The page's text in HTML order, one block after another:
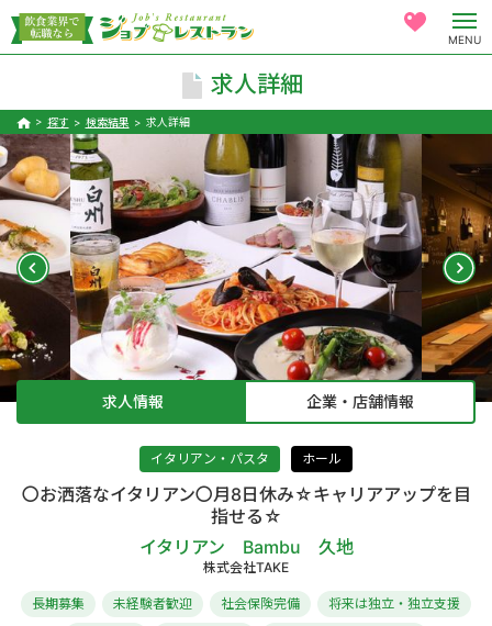
MENU
求人詳細
探す 検索結果 求人詳細
求人情報 企業・店舗情報
イタリアン・パスタ ホール
〇お洒落なイタリアン〇月8日休み☆キャリアアップを目
指せる☆
イタリアン Bambu 久地
株式会社TAKE
長期募集 未経験者歓迎 社会保険完備
将来は独立・独立支援